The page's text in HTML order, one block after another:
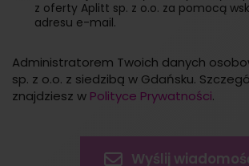
z oferty Aplitt sp. z o.o. za pomocą
adresu e-mail.
Administratorem Twoich danych
sp. z o.o. z siedzibą w Gdańsku.
znajdziesz w Polityce Prywatności.